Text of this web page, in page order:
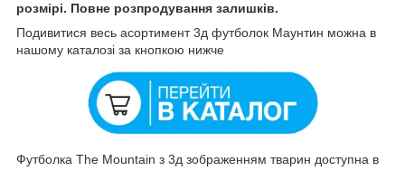
розмірі. Повне розпродування залишків.
Подивитися весь асортимент 3д футболок Маунтин можна в
нашому каталозі за кнопкою нижче
Футболка The Mountain з 3д зображенням тварин доступна в